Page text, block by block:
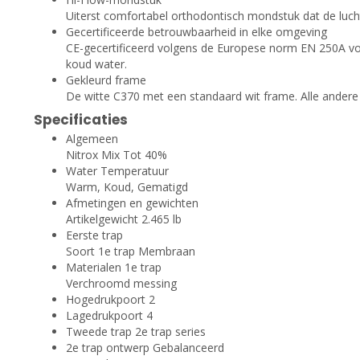
Uiterst comfortabel orthodontisch mondstuk dat de
Gecertificeerde betrouwbaarheid in elke omgeving
CE-gecertificeerd volgens de Europese norm EN 250A
koud water.
Gekleurd frame
De witte C370 met een standaard wit frame. Alle
Specificaties
Algemeen
Nitrox Mix Tot 40%
Water Temperatuur
Warm, Koud, Gematigd
Afmetingen en gewichten
Artikelgewicht 2.465 lb
Eerste trap
Soort 1e trap Membraan
Materialen 1e trap
Verchroomd messing
Hogedrukpoort 2
Lagedrukpoort 4
Tweede trap 2e trap series
2e trap ontwerp Gebalanceerd